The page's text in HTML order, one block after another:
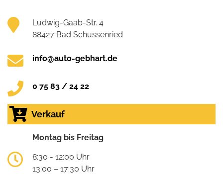
Ludwig-Gaab-Str. 4
88427 Bad Schussenried
info@auto-gebhart.de
0 75 83 / 24 22
Verkauf
Montag bis Freitag
8:30 - 12:00 Uhr
13:00 – 17:30 Uhr